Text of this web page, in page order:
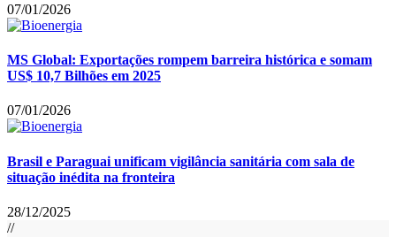
07/01/2026
MS Global: Exportações rompem barreira histórica e somam
US$ 10,7 Bilhões em 2025
07/01/2026
Brasil e Paraguai unificam vigilância sanitária com sala de
situação inédita na fronteira
28/12/2025
//